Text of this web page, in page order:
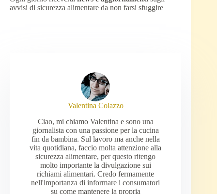
avvisi di sicurezza alimentare da non farsi sfuggire
Valentina Colazzo
Ciao, mi chiamo Valentina e sono una
giornalista con una passione per la cucina
fin da bambina. Sul lavoro ma anche nella
vita quotidiana, faccio molta attenzione alla
sicurezza alimentare, per questo ritengo
molto importante la divulgazione sui
richiami alimentari. Credo fermamente
nell'importanza di informare i consumatori
su come mantenere la propria